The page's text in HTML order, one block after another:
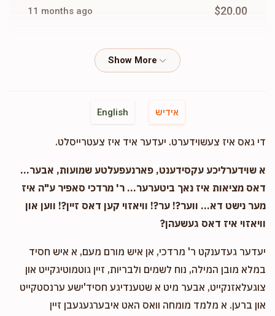
11 months ago $20.00
Phone DonationMoshe Hass
Phone DonationMoshe Hass
Phone DonationMoshe Hass
11 months ago $18.00
English אידיש
די גאס איז צעשוידערט. יעדער איד איז צעטרייסלט.
א שוידערליכע עקסידענט, פארנעפעלטע שמועות, אבער...
דאס מציאות איז נאך ביטערער... ר' מרדכי סאפיר ע"ה איז
מער נישט דא... ווער?! ער?! וויאזוי קען דאס זיין?! ווען און
וויאזוי איז דאס געשעהן?
יעדער געדענקט ר' מרדכי, אן איש מורם מעם, א איש חסיד
במלא מובן המילה, נוח לשמים ולבריות, זיין גוטמוטיגקייט און
צוגעלאזנקייט, אבער מיט א שטענדיגע חסיד'ישע ערנסטקייט
און ברען. א מלמד מומחה וואס האט איבערגעגעבן זיין